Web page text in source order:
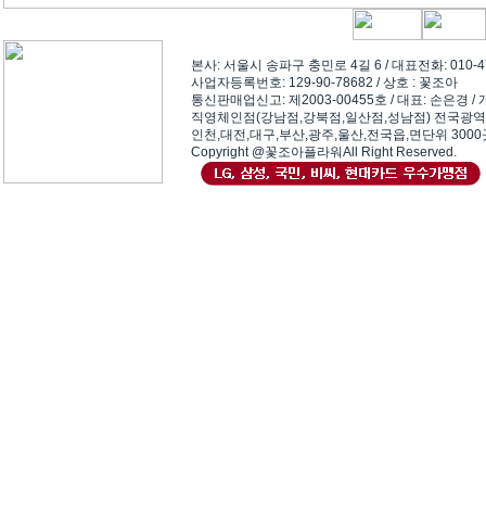
본사: 서울시 송파구 충민로 4길 6 / 대표전화:
사업자등록번호: 129-90-78682 / 상호 : 꽃조아
통신판매업신고: 제2003-00455호 / 대표: 손은경
직영체인점(강남점,강북점,일산점,성남점) 전국광역
인천,대전,대구,부산,광주,울산,전국읍,면단위 3000
Copyright @꽃조아플라워All Right Reserved.